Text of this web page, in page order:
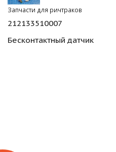
Запчасти для ричтраков
212133510007
Бесконтактный датчик